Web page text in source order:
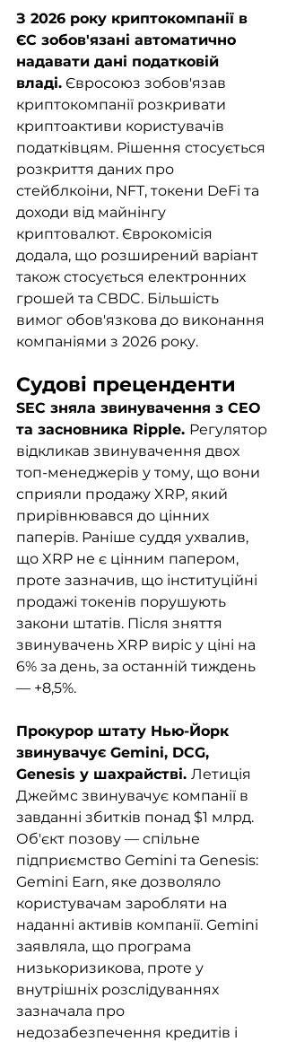
З 2026 року криптокомпанії в
ЄС зобов'язані автоматично
надавати дані податковій
владі. Євросоюз зобов'язав
криптокомпанії розкривати
криптоактиви користувачів
податківцям. Рішення стосується
розкриття даних про
стейблкоіни, NFT, токени DeFi та
доходи від майнінгу
криптовалют. Єврокомісія
додала, що розширений варіант
також стосується електронних
грошей та CBDC. Більшість
вимог обов'язкова до виконання
компаніями з 2026 року.
Судові преценденти
SEC зняла звинувачення з CEO
та засновника Ripple. Регулятор
відкликав звинувачення двох
топ-менеджерів у тому, що вони
сприяли продажу XRP, який
прирівнювався до цінних
паперів. Раніше суддя ухвалив,
що XRP не є цінним папером,
проте зазначив, що інституційні
продажі токенів порушують
закони штатів. Після зняття
звинувачень XRP виріс у ціні на
6% за день, за останній тиждень
— +8,5%.
Прокурор штату Нью-Йорк
звинувачує Gemini, DCG,
Genesis у шахрайстві. Летиція
Джеймс звинувачує компанії в
завданні збитків понад $1 млрд.
Об'єкт позову — спільне
підприємство Gemini та Genesis:
Gemini Earn, яке дозволяло
користувачам заробляти на
наданні активів компанії. Gemini
заявляла, що програма
низькоризикова, проте у
внутрішніх розслідуваннях
зазначала про
недозабезпечення кредитів і